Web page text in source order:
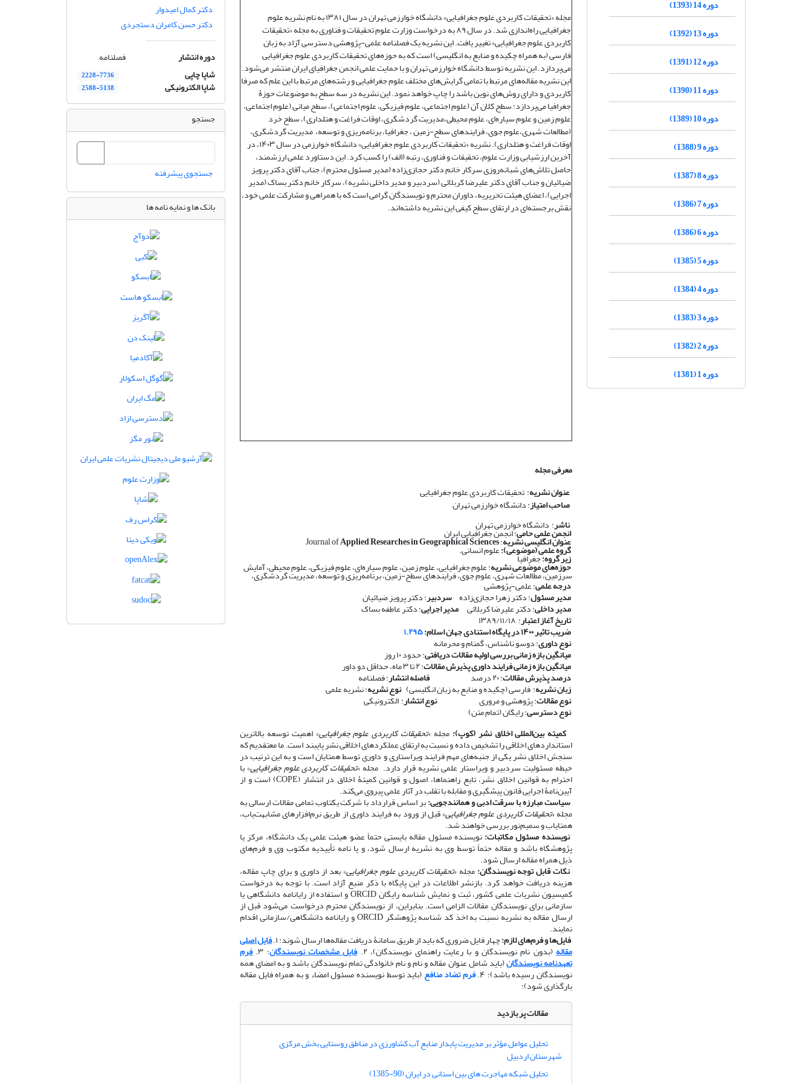
دوره 14 (1393)
دوره 13 (1392)
دوره 12 (1391)
دوره 11 (1390)
دوره 10 (1389)
دوره 9 (1388)
دوره 8 (1387)
دوره 7 (1386)
دوره 6 (1386)
دوره 5 (1385)
دوره 4 (1384)
دوره 3 (1383)
دوره 2 (1382)
دوره 1 (1381)
مجله «تحقیقات کاربردی علوم جغرافیایی» دانشگاه خوارزمی تهران در سال ۱۳۸۱ به نام نشریه علوم
جغرافیایی راه‌اندازی شد. در سال ۸۹ به درخواست وزارت علوم تحقیقات و فناوری به مجله «تحقیقات
کاربردی علوم جغرافیایی» تغییر یافت. این نشریه یک فصلنامه علمی‌-پژوهشی دسترسی آزاد به زبان
فارسی (به همراه چکیده و منابع به انگلیسی) است که به حوزه‌های تحقیقات کاربردی علوم جغرافیایی
می‌پردازد. این نشریه توسط دانشگاه خوارزمی تهران و با حمایت علمی انجمن جغرافیای ایران منتشر می‌شود.
این نشریه مقاله‌های مرتبط با تمامی گرایش‌های مختلف علوم جغرافیایی و رشته‌های مرتبط با این علم که صرفا
کاربردی و دارای روش‌های نوین باشد را چاپ خواهد نمود. این نشریه در سه سطح به موضوعات حوزۀ
جغرافیا می‌پردازد: سطح کلان آن (علوم اجتماعی، علوم فیزیکی، علوم اجتماعی)، سطح میانی (علوم اجتماعی،
علوم زمین و علوم سیاره‌ای، علوم محیطی،مدیریت گردشگری، اوقات فراغت و هتلداری)، سطح خرد
(مطالعات شهری،علوم جوی، فرایندهای سطح-زمین ، جغرافیا، برنامه‌ریزی و توسعه، مدیریت گردشگری،
اوقات فراغت و هتلداری). نشریه «تحقیقات کاربردی علوم جغرافیایی» دانشگاه خوارزمی در سال ۱۴۰۳، در
آخرین ارزشیابی وزارت علوم، تحقیقات و فناوری، رتبه (الف) را کسب کرد. این دستاورد علمی ارزشمند،
حاصل تلاش‌های شبانه‌روزی سرکار خانم دکتر حجازی‌زاده (مدیر مسئول محترم)، جناب آقای دکتر پرویز
ضیائیان و جناب آقای دکتر علیرضا کربلائی (سردبیر و مدیر داخلی نشریه)، سرکار خانم دکتر بساک (مدیر
اجرایی)، اعضای هیئت تحریریه، داوران محترم و نویسندگان گرامی است که با همراهی و مشارکت علمی خود،
نقش برجسته‌ای در ارتقای سطح کیفی این نشریه داشته‌اند.
معرفی مجله
عنوان نشریه: تحقیقات کاربردی علوم جغرافیایی
صاحب امتیاز: دانشگاه خوارزمی تهران
ناشر: دانشگاه خوارزمی تهران
انجمن علمی حامی: انجمن جغرافیایی ایران
عنوان انگلیسی نشریه: Journal of
Applied Researches in Geographical Sciences
گروه علمی (موضوعی):علوم انسانی.
زیر گروه:جغرافیا
حوزه‌های موضوعی نشریه: علوم جغرافیایی، علوم زمین، علوم سیاره‌ای، علوم فیزیکی، علوم محیطی، آمایش
سرزمین، مطالعات شهری، علوم جوی، فرایندهای سطح-زمین، برنامه‌ریزی و توسعه، مدیریت گردشگری،
درجه علمی: علمی-پژوهشی
مدیر مسئول: دکتر زهرا حجازی‌زاده سردبیر: دکتر پرویز ضیائیان
مدیر داخلی: دکتر علیرضا کربلائی مدیر اجرایی: دکتر عاطفه بساک
تاریخ آغاز اعتبار: ۱۳۸۹/۱۱/۱۸
ضریب تاثیر ۱۴۰۰ در پایگاه استنادی جهان اسلام: ۱.۲۹۵
نوع داوری: دوسو ناشناس، گمنام و محرمانه
​​​​​​​میانگین بازه زمانی بررسی اولیه مقالات دریافتی: حدود ۱۰ روز
​​​​​​​میانگین بازه زمانی فرایند داوری پذیرش مقالات: ۲ تا ۳ ماه، حداقل دو داور
درصد پذیرش مقالات: ۲۰ درصد ​​​​​​​فاصله انتشار: فصلنامه
زبان نشریه: فارسی (چکیده و منابع به زبان انگلیسی) ​​​​​​​نوع نشریه: نشریه علمی
​​​​​​​نوع مقالات: پژوهشی و مروری ​​​​​​​نوع انتشار: الکترونیکی
​​​​​​​نوع دسترسی: رایگان (تمام متن)
​​​​​​​کمیته بین‌المللی اخلاق نشر (کوپ): مجله «تحقیقات کاربردی علوم جغرافیایی» اهمیت توسعه بالاترین
استانداردهای اخلاقی را تشخیص داده و نسبت به ارتقای عملکردهای اخلاقی نشر پایبند است. ما معتقدیم که
سنجش اخلاق نشر یکی از جنبه‌های مهم فرایند ویراستاری و داوری توسط همتایان است و به این ترتیب در
حیطه مسئولیت سردبیر و ویراستار علمی نشریه قرار دارد. مجله «تحقیقات کاربردی علوم جغرافیایی» با
احترام به قوانین اخلاق نشر، تابع راهنماها، اصول و قوانین کمیتۀ اخلاق در انتشار (COPE) است و از
آیین‌نامۀ اجرایی قانون پیشگیری و مقابله با تقلب در آثار علمی پیروی می‌کند.
سیاست مبارزه با سرقت ادبی و همانندجویی:بر اساس قرارداد با شرکت یکتاوب تمامی مقالات ارسالی به
مجله «تحقیقات کاربردی علوم جغرافیایی» قبل از ورود به فرایند داوری از طریق نرم‌افزارهای مشابهت‌یاب،
همتایاب و سمیم‌نور بررسی خواهند شد.
​​​​​​​نویسنده مسئول مکاتبات:نویسنده مسئول مقاله بایستی حتماً عضو هیئت علمی یک دانشگاه، مرکز یا
پژوهشگاه باشد و مقاله حتماً توسط وی به نشریه ارسال شود، و یا نامه تأییدیه مکتوب وی و فرم‌های
ذیل همراه مقاله ارسال شود.
​​​​​​​نکات قابل توجه نویسندگان:مجله «تحقیقات کاربردی علوم جغرافیایی» بعد از داوری و برای چاپ مقاله،
هزینه دریافت خواهد کرد. بازنشر اطلاعات در این پایگاه با ذکر منبع آزاد است. با توجه به درخواست
کمیسیون نشریات علمی کشور، ثبت و نمایش شناسه رایگان ORCID و استفاده از رایانامه دانشگاهی یا
سازمانی برای نویسندگان مقالات الزامی است. بنابراین، از نویسندگان محترم درخواست می‌شود قبل از
ارسال مقاله به نشریه نسبت به اخذ کد شناسه پژوهشگر ORCID و رایانامه دانشگاهی/سازمانی اقدام
نمایند.
​​​​​​​فایل‌ها و فرم‌های لازم:چهار فایل ضروری که باید از طریق سامانۀ دریافت مقاله‌ها ارسال شوند: ۱. فایل اصلی
مقاله(بدون نام نویسندگان و با رعایت راهنمای نویسندگان)، ۲. فایل مشخصات نویسندگان؛ ۳. فرم
تعهدنامه نویسندگان(باید شامل عنوان مقاله و نام و نام خانوادگی تمام نویسندگان باشد و به امضای همه
نویسندگان رسیده باشد)؛ ۴. فرم تضاد منافع(باید توسط نویسنده مسئول امضاء و به همراه فایل مقاله
بارگذاری شود)؛
مقالات پر بازدید
تحلیل عوامل مؤثر بر مدیریت پایدار منابع آب کشاورزی در مناطق روستایی بخش مرکزی
شهرستان اردبیل
تحلیل شبکه مهاجرت های بین استانی در ایران (90-1385)
دکتر کمال امیدوار
دکتر حسن کامران دستجردی
دوره انتشار
فصلنامه
شاپا چاپی
2228-7736
شاپا الکترونیکی 2588-5138
جستجو
جستجوی پیشرفته
بانک ها و نمایه نامه ها